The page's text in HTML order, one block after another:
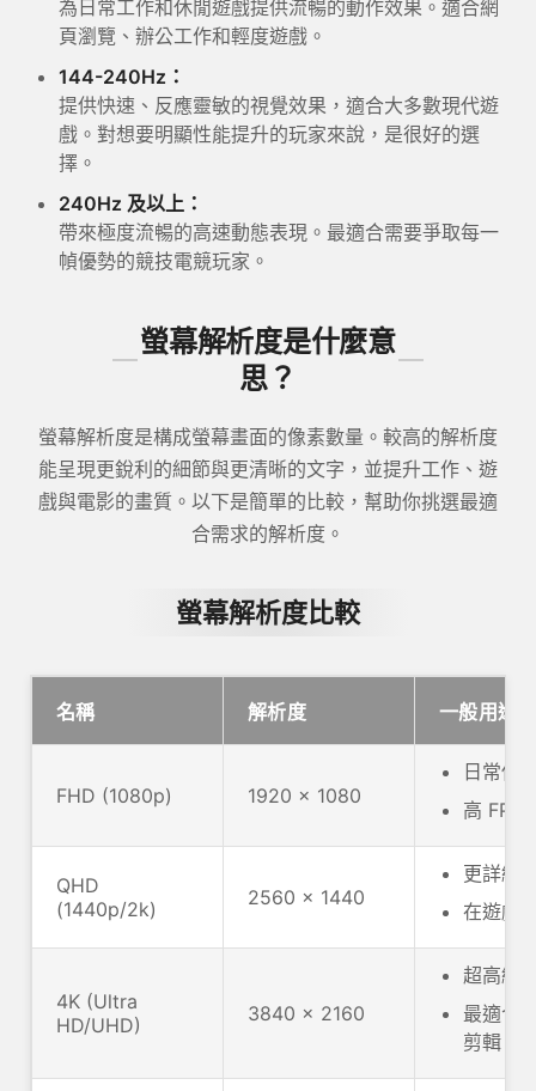
為日常工作和休閒遊戲提供流暢的動作效果。適合網
頁瀏覽、辦公工作和輕度遊戲。
144-240Hz：
提供快速、反應靈敏的視覺效果，適合大多數現代遊
戲。對想要明顯性能提升的玩家來說，是很好的選
擇。
240Hz 及以上：
帶來極度流暢的高速動態表現。最適合需要爭取每一
幀優勢的競技電競玩家。
螢幕解析度是什麼意
思？
螢幕解析度是構成螢幕畫面的像素數量。較高的解析度
能呈現更銳利的細節與更清晰的文字，並提升工作、遊
戲與電影的畫質。以下是簡單的比較，幫助你挑選最適
合需求的解析度。
螢幕解析度比較
名稱 解析度 一般用途
FHD (1080p) 1920 x 1080
日常使
高 FPS
QHD
(1440p/2k)
2560 x 1440
更詳細
在遊戲
4K (Ultra
HD/UHD)
3840 x 2160
超高細
最適合
剪輯